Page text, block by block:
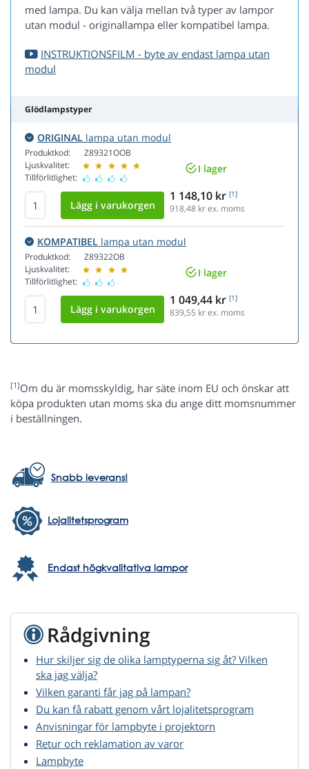
med lampa. Du kan välja mellan två typer av lampor
utan modul - originallampa eller kompatibel lampa.
INSTRUKTIONSFILM - byte av endast lampa utan
modul
Glödlampstyper
ORIGINAL lampa utan modul
Produktkod:
Ljuskvalitet:
Tillförlitlighet:
Z89321OOB
I lager
1 148,10 kr [1]
918,48 kr ex. moms
KOMPATIBEL lampa utan modul
Produktkod:
Ljuskvalitet:
Tillförlitlighet:
Z89322OB
I lager
1 049,44 kr [1]
839,55 kr ex. moms
[1]Om du är momsskyldig, har säte inom EU och önskar att
köpa produkten utan moms ska du ange ditt momsnummer
i beställningen.
Snabb leverans!
Lojalitetsprogram
Endast högkvalitativa lampor
Rådgivning
Hur skiljer sig de olika lamptyperna sig åt? Vilken
ska jag välja?
Vilken garanti får jag på lampan?
Du kan få rabatt genom vårt lojalitetsprogram
Anvisningar för lampbyte i projektorn
Retur och reklamation av varor
Lampbyte